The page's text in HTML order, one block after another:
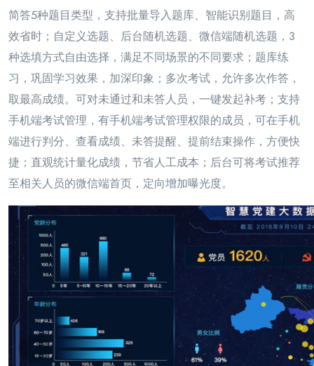
简答5种题目类型，支持批量导入题库、智能识别题目，高
效省时；自定义选题、后台随机选题、微信端随机选题，3
种选填方式自由选择，满足不同场景的不同要求；题库练
习，巩固学习效果，加深印象；多次考试，允许多次作答，
取最高成绩。可对未通过和未答人员，一键发起补考；支持
手机端考试管理，有手机端考试管理权限的成员，可在手机
端进行判分、查看成绩、未答提醒、提前结束操作，方便快
捷；直观统计量化成绩，节省人工成本； 后台可将考试推荐
至相关人员的微信端首页，定向增加曝光度。